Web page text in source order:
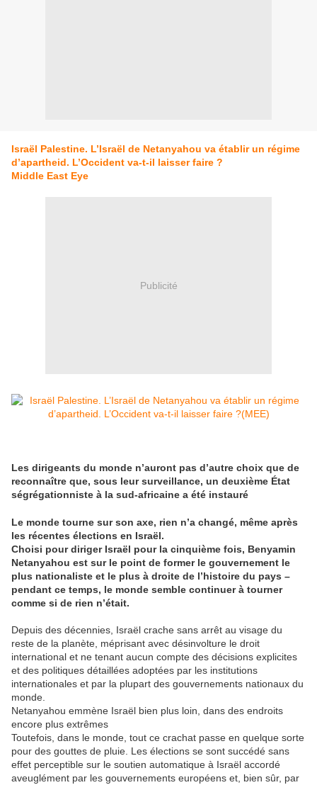
Israël Palestine. L’Israël de Netanyahou va établir un régime
d’apartheid. L’Occident va-t-il laisser faire ?
Middle East Eye
Publicité
Les dirigeants du monde n’auront pas d’autre choix que de
reconnaître que, sous leur surveillance, un deuxième État
ségrégationniste à la sud-africaine a été instauré
Le monde tourne sur son axe, rien n’a changé, même après
les récentes élections en Israël.
Choisi pour diriger Israël pour la cinquième fois, Benyamin
Netanyahou est sur le point de former le gouvernement le
plus nationaliste et le plus à droite de l’histoire du pays –
pendant ce temps, le monde semble continuer à tourner
comme si de rien n’était.
Depuis des décennies, Israël crache sans arrêt au visage du
reste de la planète, méprisant avec désinvolture le droit
international et ne tenant aucun compte des décisions explicites
et des politiques détaillées adoptées par les institutions
internationales et par la plupart des gouvernements nationaux du
monde.
Netanyahou emmène Israël bien plus loin, dans des endroits
encore plus extrêmes
Toutefois, dans le monde, tout ce crachat passe en quelque sorte
pour des gouttes de pluie. Les élections se sont succédé sans
effet perceptible sur le soutien automatique à Israël accordé
aveuglément par les gouvernements européens et, bien sûr, par